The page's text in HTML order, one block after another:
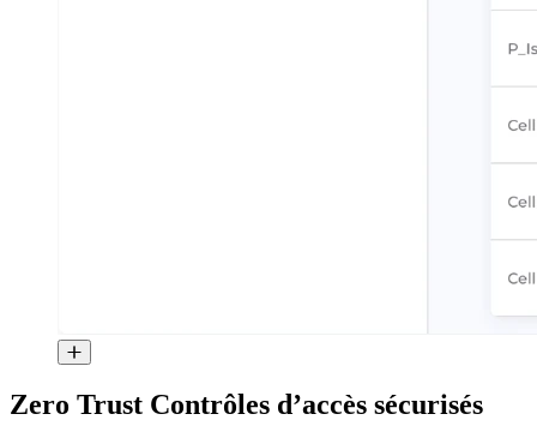
Zero Trust Contrôles d’accès sécurisés